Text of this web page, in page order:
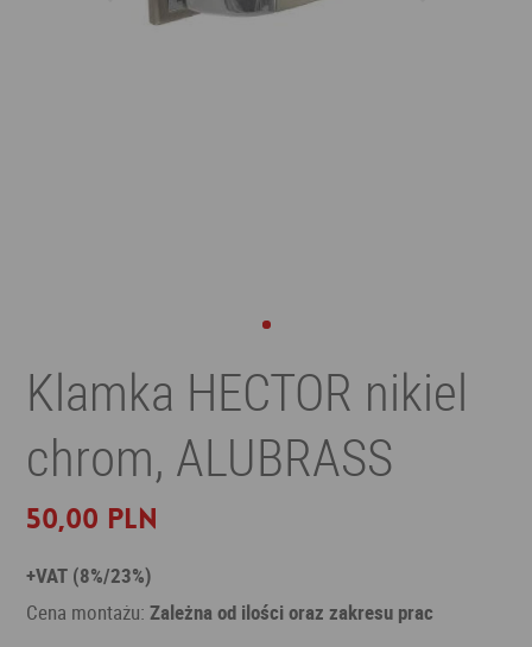
Klamka HECTOR nikiel
chrom, ALUBRASS
50,00 PLN
+VAT (8%/23%)
Cena montażu:Zależna od ilości oraz zakresu prac